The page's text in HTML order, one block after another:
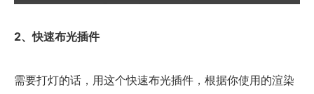
2、快速布光插件
需要打灯的话，用这个快速布光插件，根据你使用的渲染